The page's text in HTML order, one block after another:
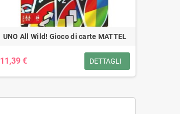
UNO All Wild! Gioco di carte MATTEL
11,39 € DETTAGLI